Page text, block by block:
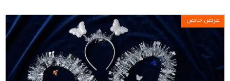
عرض خاص